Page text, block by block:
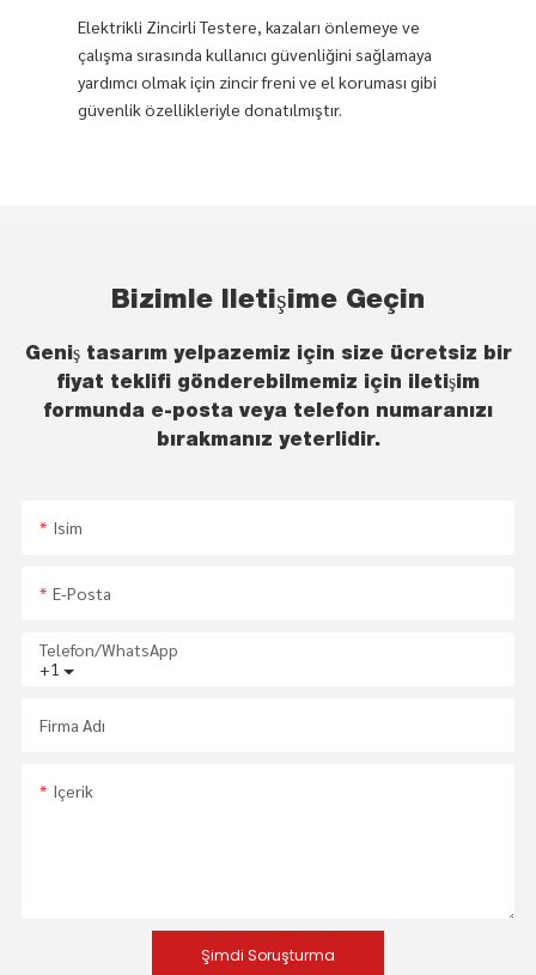
Elektrikli Zincirli Testere, kazaları önlemeye ve
çalışma sırasında kullanıcı güvenliğini sağlamaya
yardımcı olmak için zincir freni ve el koruması gibi
güvenlik özellikleriyle donatılmıştır.
Bizimle Iletişime Geçin
Geniş tasarım yelpazemiz için size ücretsiz bir
fiyat teklifi gönderebilmemiz için iletişim
formunda e-posta veya telefon numaranızı
bırakmanız yeterlidir.
Isim
E-Posta
+1
Telefon/WhatsApp
Firma Adı
Içerik
Şimdi Soruşturma